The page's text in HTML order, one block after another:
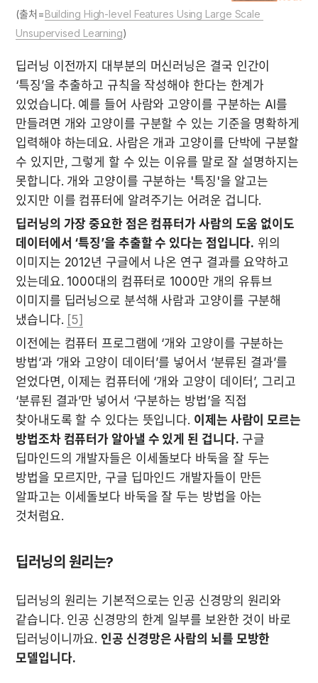
(출처=Building High-level Features Using Large Scale
Unsupervised Learning)
딥러닝 이전까지 대부분의 머신러닝은 결국 인간이
‘특징’을 추출하고 규칙을 작성해야 한다는 한계가
있었습니다. 예를 들어 사람와 고양이를 구분하는 AI를
만들려면 개와 고양이를 구분할 수 있는 기준을 명확하게
입력해야 하는데요. 사람은 개과 고양이를 단박에 구분할
수 있지만, 그렇게 할 수 있는 이유를 말로 잘 설명하지는
못합니다. 개와 고양이를 구분하는 '특징'을 알고는
있지만 이를 컴퓨터에 알려주기는 어려운 겁니다.
딥러닝의 가장 중요한 점은 컴퓨터가 사람의 도움 없이도
데이터에서 ‘특징’을 추출할 수 있다는 점입니다. 위의
이미지는 2012년 구글에서 나온 연구 결과를 요약하고
있는데요. 1000대의 컴퓨터로 1000만 개의 유튜브
이미지를 딥러닝으로 분석해 사람과 고양이를 구분해
냈습니다. [5]
이전에는 컴퓨터 프로그램에 ‘개와 고양이를 구분하는
방법’과 ‘개와 고양이 데이터’를 넣어서 ‘분류된 결과’를
얻었다면, 이제는 컴퓨터에 ‘개와 고양이 데이터’, 그리고
‘분류된 결과’만 넣어서 ‘구분하는 방법’을 직접
찾아내도록 할 수 있다는 뜻입니다. 이제는 사람이 모르는
방법조차 컴퓨터가 알아낼 수 있게 된 겁니다. 구글
딥마인드의 개발자들은 이세돌보다 바둑을 잘 두는
방법을 모르지만, 구글 딥마인드 개발자들이 만든
알파고는 이세돌보다 바둑을 잘 두는 방법을 아는
것처럼요.
딥러닝의 원리는?
딥러닝의 원리는 기본적으로는 인공 신경망의 원리와
같습니다. 인공 신경망의 한계 일부를 보완한 것이 바로
딥러닝이니까요. 인공 신경망은 사람의 뇌를 모방한
모델입니다.